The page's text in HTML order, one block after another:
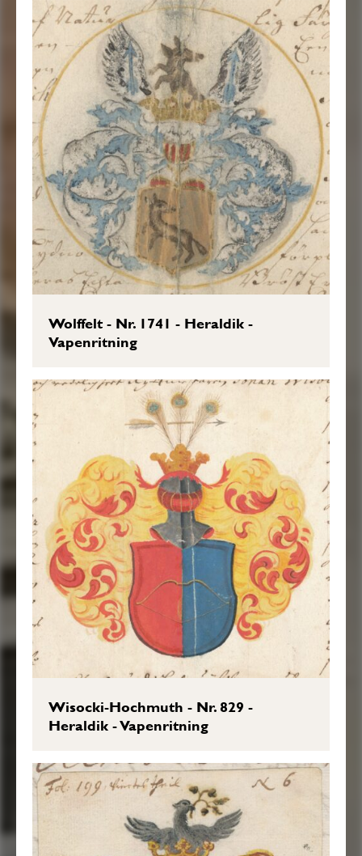
Wolffelt - Nr. 1741 - Heraldik -
Vapenritning
Wisocki-Hochmuth - Nr. 829 -
Heraldik - Vapenritning